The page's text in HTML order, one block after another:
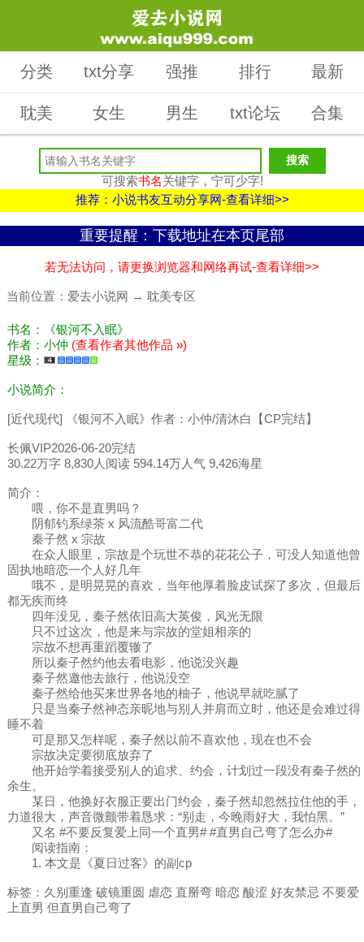
分类 txt分享 强推 排行 最新
耽美 女生 男生 txt论坛 合集
可搜索书名关键字，宁可少字!
推荐：小说书友互动分享网-查看详细>>
重要提醒：下载地址在本页尾部
若无法访问，请更换浏览器和网络再试-查看详细>>
当前位置： 爱去小说网 → 耽美专区
书名：《银河不入眠》
作者：小仲 (查看作者其他作品 »)
星级：
小说简介：
[近代现代] 《银河不入眠》作者：小仲/清沐白【CP完结】
长佩VIP2026-06-20完结
30.22万字 8,830人阅读 594.14万人气 9,426海星
简介：
喂，你不是直男吗？
阴郁钓系绿茶 x 风流酷哥富二代
秦子然 x 宗故
在众人眼里，宗故是个玩世不恭的花花公子，可没人知道他曾
固执地暗恋一个人好几年
哦不，是明晃晃的喜欢，当年他厚着脸皮试探了多次，但最后
都无疾而终
四年没见，秦子然依旧高大英俊，风光无限
只不过这次，他是来与宗故的堂姐相亲的
宗故不想再重蹈覆辙了
所以秦子然约他去看电影，他说没兴趣
秦子然邀他去旅行，他说没空
秦子然给他买来世界各地的柚子，他说早就吃腻了
只是当秦子然神态亲昵地与别人并肩而立时，他还是会难过得
睡不着
可是那又怎样呢，秦子然以前不喜欢他，现在也不会
宗故决定要彻底放弃了
他开始学着接受别人的追求、约会，计划过一段没有秦子然的
余生。
某日，他换好衣服正要出门约会，秦子然却忽然拉住他的手，
力道很大，声音微颤带着恳求：“别走，今晚雨好大，我怕黑。”
又名 #不要反复爱上同一个直男# #直男自己弯了怎么办#
阅读指南：
1. 本文是《夏日过客》的副cp
标签：久别重逢 破镜重圆 虐恋 直掰弯 暗恋 酸涩 好友禁忌 不要爱
上直男 但直男自己弯了